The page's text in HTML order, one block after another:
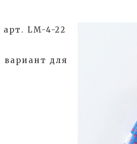
арт. LM-4-22
для